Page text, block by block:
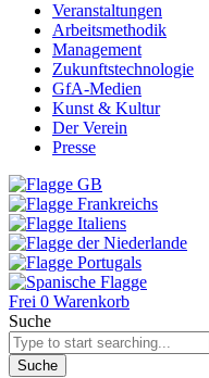
Veranstaltungen
Arbeitsmethodik
Management
Zukunftstechnologie
GfA-Medien
Kunst & Kultur
Der Verein
Presse
Frei 0 Warenkorb
Suche
Suche